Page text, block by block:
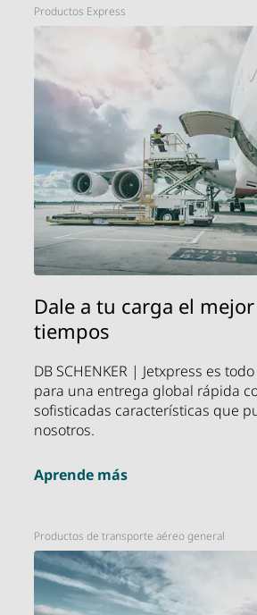
Productos Express
Dale a tu carga el
tiempos
DB SCHENKER | Jetxpress es
para una entrega global rápida
sofisticadas características que
nosotros.
Aprende más
Productos de transporte aéreo general